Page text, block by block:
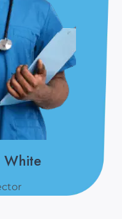
White